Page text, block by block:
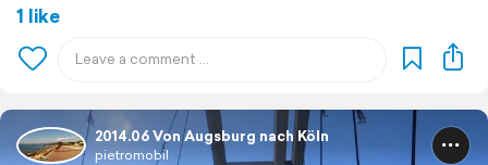
1 like
2014.06 Von Augsburg nach Köln
pietromobil